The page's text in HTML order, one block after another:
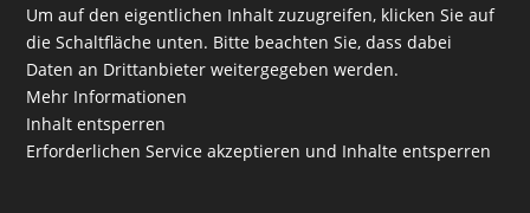
Um auf den eigentlichen Inhalt zuzugreifen, klicken Sie auf
die Schaltfläche unten. Bitte beachten Sie, dass dabei
Daten an Drittanbieter weitergegeben werden.
Mehr Informationen
Inhalt entsperren
Erforderlichen Service akzeptieren und Inhalte entsperren